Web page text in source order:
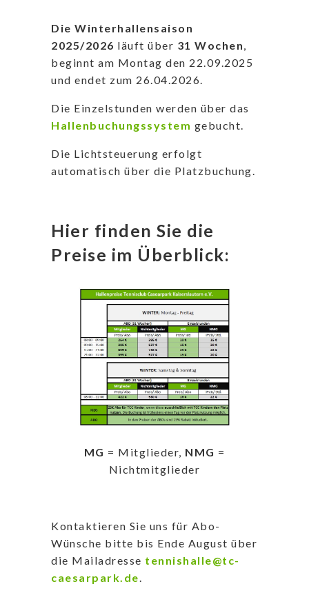
Die Winterhallensaison
2025/2026 läuft über 31 Wochen,
beginnt am Montag den 22.09.2025
und endet zum 26.04.2026.
Die Einzelstunden werden über das
Hallenbuchungssystem gebucht.
Die Lichtsteuerung erfolgt
automatisch über die Platzbuchung.
Hier finden Sie die
Preise im Überblick:
MG = Mitglieder, NMG =
Nichtmitglieder
Kontaktieren Sie uns für Abo-
Wünsche bitte bis Ende August über
die Mailadresse tennishalle@tc-
caesarpark.de.